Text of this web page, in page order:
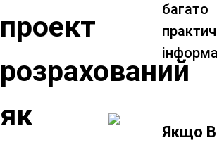
проект
розрахований
як
багато
Якщо